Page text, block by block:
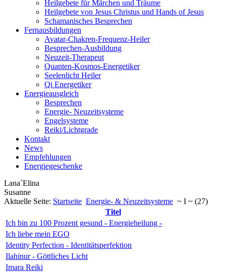
Heilgebete für Märchen und Träume
Heilgebete von Jesus Christus und Hands of Jesus
Schamanisches Besprechen
Fernausbildungen
Avatar-Chakren-Frequenz-Heiler
Besprechen-Ausbildung
Neuzeit-Therapeut
Quanten-Kosmos-Energetiker
Seelenlicht Heiler
Qi Energetiker
Energieausgleich
Besprechen
Energie- Neuzeitsysteme
Engelsysteme
Reiki/Lichtgrade
Kontakt
News
Empfehlungen
Energiegeschenke
Lana´Elina
Susanne
Aktuelle Seite: Startseite Energie- & Neuzeitsysteme ~ I ~ (27)
Titel
Ich bin zu 100 Prozent gesund - Energieheilung -
Ich liebe mein EGO
Identity Perfection - Identitätsperfektion
Ilahinur - Göttliches Licht
Imara Reiki